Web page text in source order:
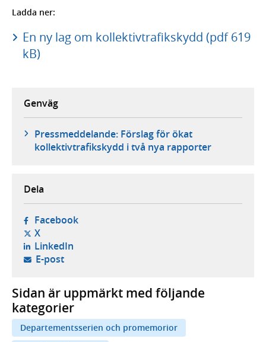
Ladda ner:
En ny lag om kollektivtrafikskydd (pdf 619
kB)
Genväg
Pressmeddelande: Förslag för ökat
kollektivtrafikskydd i två nya rapporter
Dela
Facebook- öppnas i ny flik, extern webbplats,
X- öppnas i ny flik, extern webbplats,
LinkedIn- öppnas i ny flik, extern webbplats,
E-post- öppnar din e-postklient,
Sidan är uppmärkt med följande
kategorier
Departementsserien och promemorior